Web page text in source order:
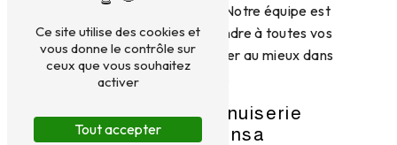
garde-corps ou escalier. Notre équipe est
à votre écoute pour répondre à toutes vos
exigences et vous conseiller au mieux dans
Contactez Menuiserie
Florent Bensa
Ce site utilise des cookies et
vous donne le contrôle sur
ceux que vous souhaitez
activer
Tout accepter